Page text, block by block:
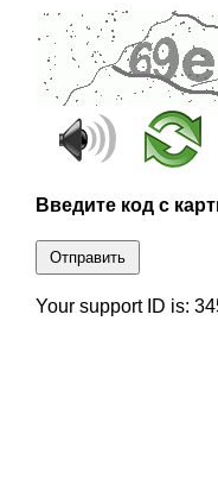
Введите код с
Отправить
Your support ID is: